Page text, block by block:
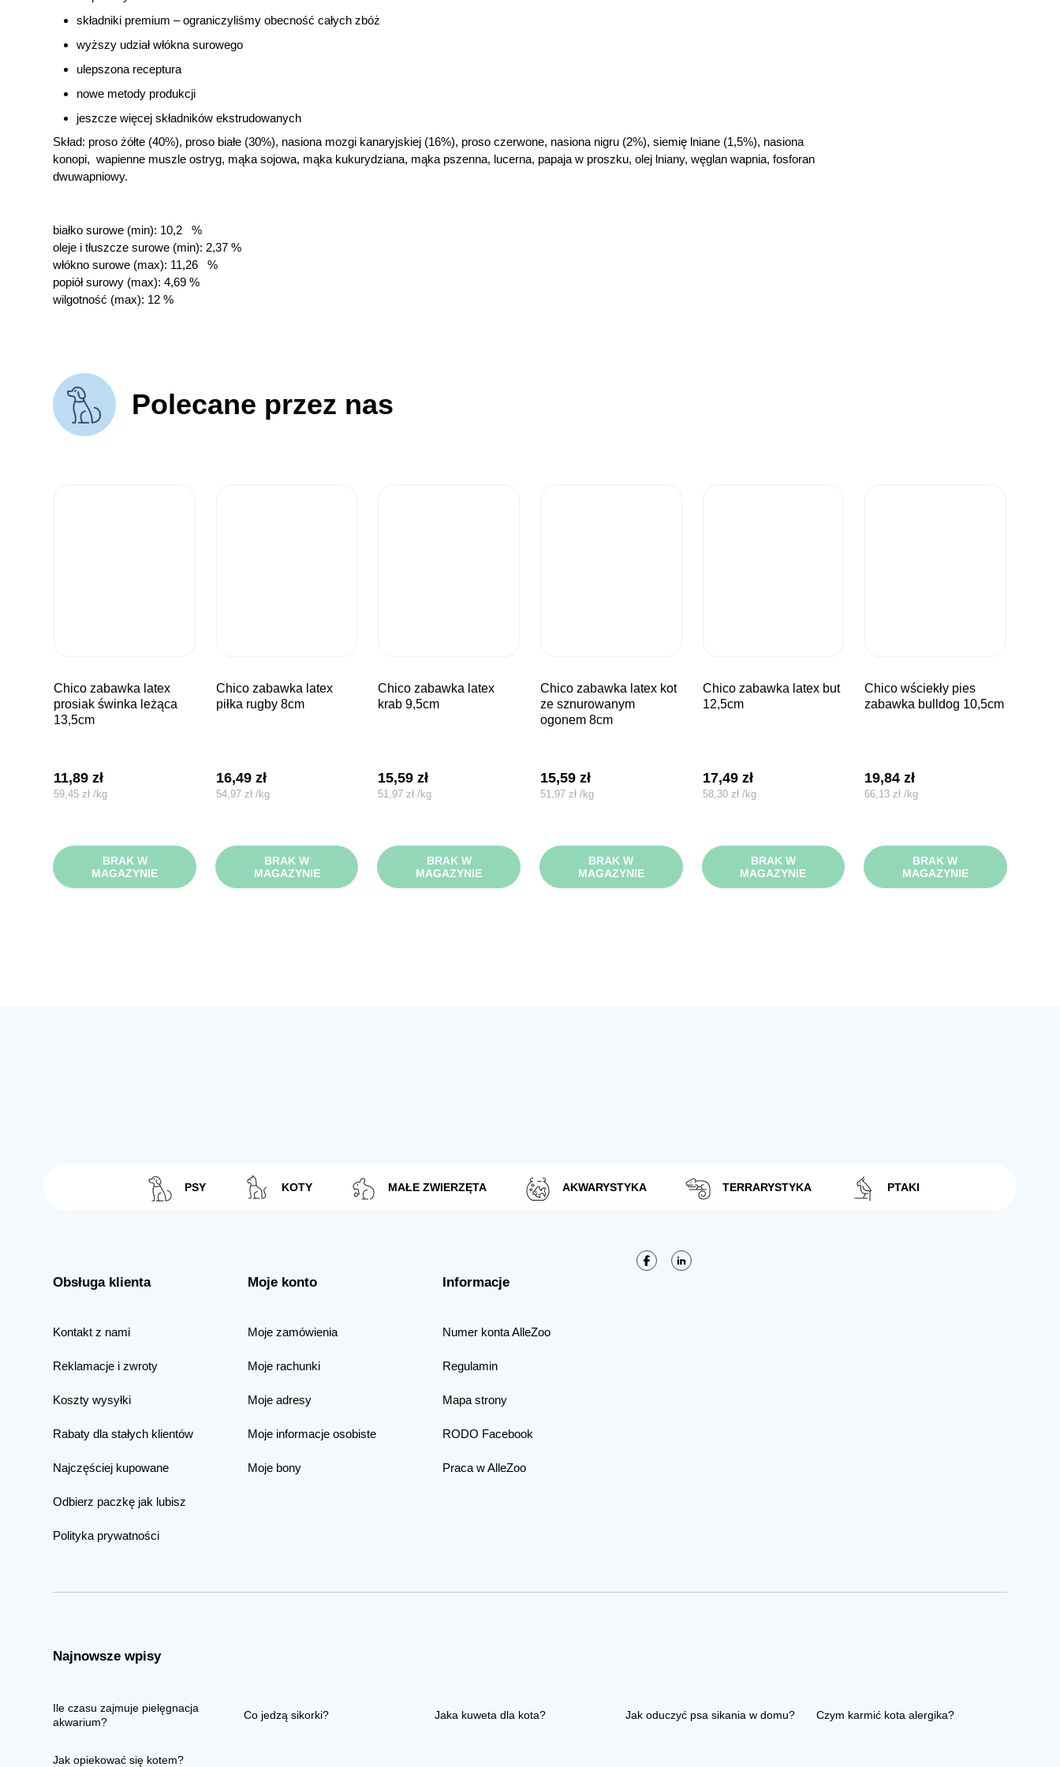
składniki premium – ograniczyliśmy obecność całych zbóż
wyższy udział włókna surowego
ulepszona receptura
nowe metody produkcji
jeszcze więcej składników ekstrudowanych
Skład: proso żółte (40%), proso białe (30%), nasiona mozgi kanaryjskiej (16%), proso czerwone, nasiona nigru (2%), siemię lniane (1,5%), nasiona
konopi, wapienne muszle ostryg, mąka sojowa, mąka kukurydziana, mąka pszenna, lucerna, papaja w proszku, olej lniany, węglan wapnia, fosforan
dwuwapniowy.
białko surowe (min): 10,2 %
oleje i tłuszcze surowe (min): 2,37 %
włókno surowe (max): 11,26 %
popiół surowy (max): 4,69 %
wilgotność (max): 12 %
Polecane przez nas
chico zabawka latex
prosiak świnka leżąca
13,5cm
11,89zł
59,45zł /kg
BRAK W
MAGAZYNIE
chico zabawka latex
piłka rugby 8cm
16,49 zł
54,97 zł /kg
BRAK W
MAGAZYNIE
chico zabawka latex
krab 9,5cm
15,59zł
51,97zł /kg
BRAK W
MAGAZYNIE
chico zabawka latex kot
ze sznurowanym
ogonem 8cm
15,59 zł
51,97 zł /kg
BRAK W
MAGAZYNIE
chico zabawka latex but
12,5cm
17,49 zł
58,30 zł /kg
BRAK W
MAGAZYNIE
chico wściekły pies
zabawka bulldog 10,5cm
19,84zł
66,13zł /kg
BRAK W
MAGAZYNIE
PSY KOTY MAŁE ZWIERZĘTA AKWARYSTYKA TERRARYSTYKA PTAKI
Obsługa klienta
Kontakt z nami
Reklamacje i zwroty
Koszty wysyłki
Rabaty dla stałych klientów
Najczęściej kupowane
Odbierz paczkę jak lubisz
Polityka prywatności
Moje konto
Moje zamówienia
Moje rachunki
Moje adresy
Moje informacje osobiste
Moje bony
Informacje
Numer konta AlleZoo
Regulamin
Mapa strony
RODO Facebook
Praca w AlleZoo
Najnowsze wpisy
Ile czasu zajmuje pielęgnacja
akwarium?
Co jedzą sikorki? Jaka kuweta dla kota? Jak oduczyć psa sikania w domu? Czym karmić kota alergika?
Jak opiekować się kotem?